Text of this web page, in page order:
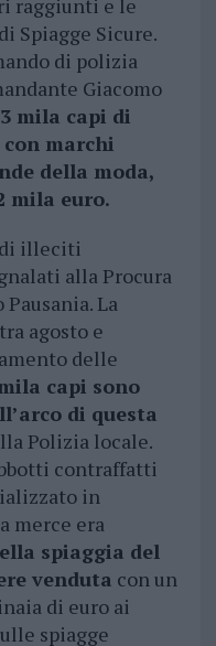
raggiunti e le
Spiagge Sicure.
di polizia
Giacomo
mila capi di
marchi
della moda,
mila euro.
di illeciti
alla Procura
La
agosto e
delle
capi sono
di questa
Polizia locale.
contraffatti
in
merce era
spiaggia del
venduta con un
di euro ai
spiagge